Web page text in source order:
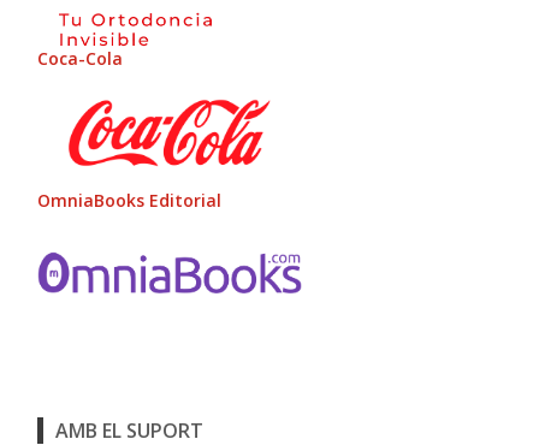
Coca-Cola
OmniaBooks Editorial
AMB EL SUPORT